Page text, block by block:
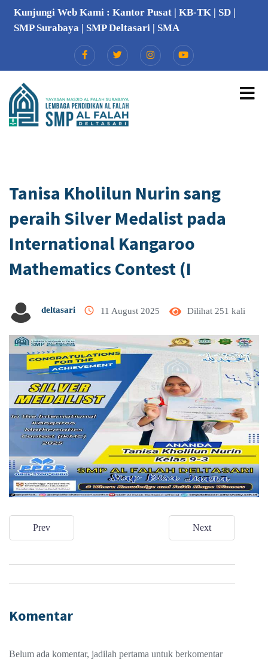
Kunjungi Web Kami : Kantor Pusat | KB-TK | SD |
SMP Surabaya | SMP Deltasari | SMA
Tanisa Kholilun Nurin sang
peraih Silver Medalist pada
International Kangaroo
Mathematics Contest (I
deltasari access_time 11 August 2025 Dilihat 251 kali
Prev Next
Komentar
Belum ada komentar, jadilah pertama untuk berkomentar